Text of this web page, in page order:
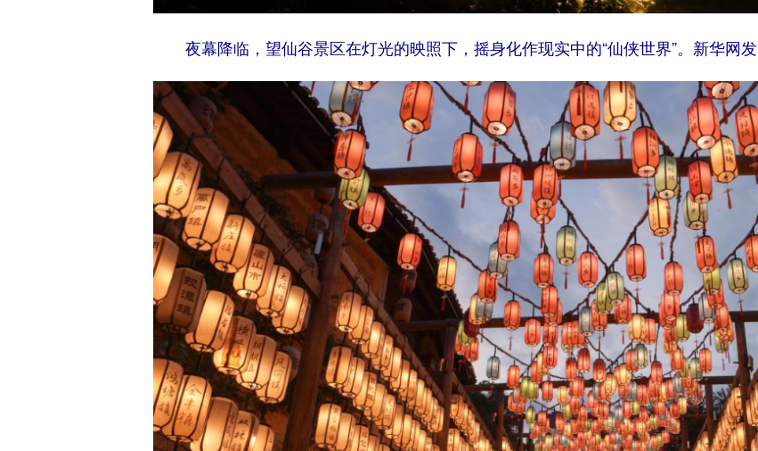
夜幕降临，望仙谷景区在灯光的映照下，摇身化作现实中的“仙侠世界”。新华网发